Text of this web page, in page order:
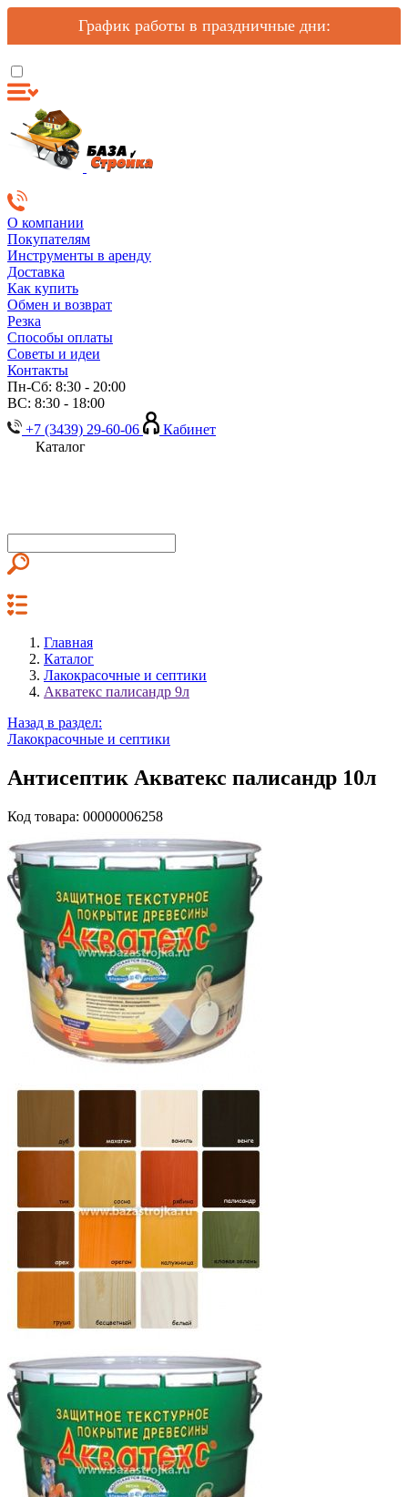
График работы в праздничные дни:
О компании
Покупателям
Инструменты в аренду
Доставка
Как купить
Обмен и возврат
Резка
Способы оплаты
Советы и идеи
Контакты
Пн-Сб: 8:30 - 20:00
ВС: 8:30 - 18:00
+7 (3439) 29-60-06
Кабинет
Каталог
Главная
Каталог
Лакокрасочные и септики
Акватекс палисандр 9л
Назад в раздел:
Лакокрасочные и септики
Антисептик Акватекс палисандр 10л
Код товара: 00000006258